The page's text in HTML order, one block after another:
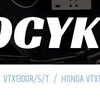
VTX1300R/S/T / HONDA